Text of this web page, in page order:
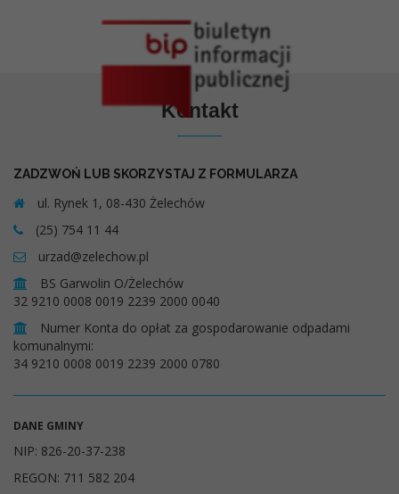
Kontakt
ZADZWOŃ LUB SKORZYSTAJ Z FORMULARZA
ul. Rynek 1, 08-430 Żelechów
(25) 754 11 44
urzad@zelechow.pl
BS Garwolin O/Żelechów
32 9210 0008 0019 2239 2000 0040
Numer Konta do opłat za gospodarowanie odpadami
komunalnymi:
34 9210 0008 0019 2239 2000 0780
DANE GMINY
NIP: 826-20-37-238
REGON: 711 582 204